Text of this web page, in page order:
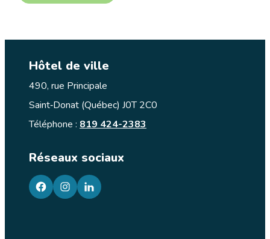
Hôtel de ville
490, rue Principale
Saint‑Donat (Québec) J0T 2C0
Téléphone : 819 424-2383
Réseaux sociaux
facebookgoogleplusgoogleplus